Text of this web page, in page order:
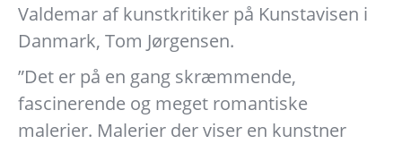
Valdemar af kunstkritiker på Kunstavisen i
Danmark, Tom Jørgensen.
”Det er på en gang skræmmende,
fascinerende og meget romantiske
malerier. Malerier der viser en kunstner